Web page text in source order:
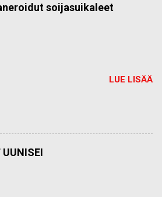
soijasuikaleet
LUE LISÄÄ